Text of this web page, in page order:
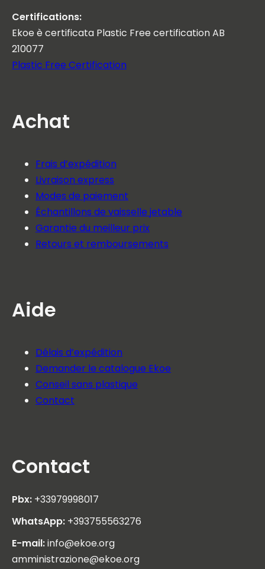
Certifications:
Ekoe è certificata Plastic Free certification AB
210077
Plastic Free Certification
Achat
Frais d’expédition
Livraison express
Modes de paiement
Échantillons de vaisselle jetable
Garantie du meilleur prix
Retours et remboursements
Aide
Délais d’expédition
Demander le catalogue Ekoe
Conseil sans plastique
Contact
Contact
Pbx: +33979998017
WhatsApp: +393755563276
E-mail:info@ekoe.org
amministrazione@ekoe.org